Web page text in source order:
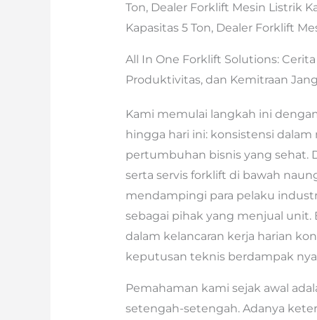
Ton, Dealer Forklift Mesin Listrik
Kapasitas 5 Ton, Dealer Forklift
All In One Forklift Solutions:
Produktivitas, dan Kemitraan
Kami memulai langkah ini
hingga hari ini: konsistensi
pertumbuhan bisnis yang sehat.
serta servis forklift di bawah
mendampingi para pelaku
sebagai pihak yang menjual unit.
dalam kelancaran kerja harian
keputusan teknis berdampak
Pemahaman kami sejak awal
setengah-setengah. Adanya